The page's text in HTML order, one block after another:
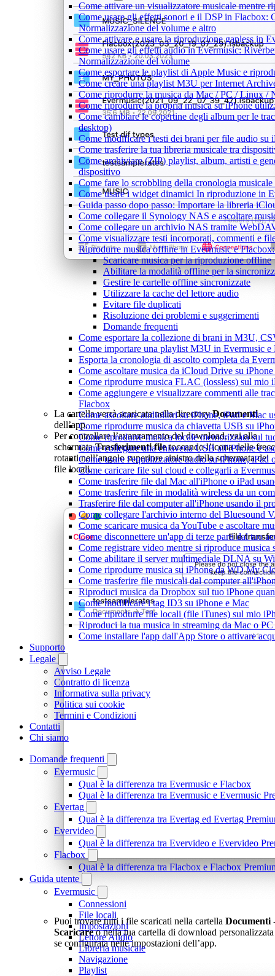
Come attivare un visualizzatore musicale mentre
Come usare gli effetti sonori e il DSP in Flacbox:
Normalizzazione del volume e altro
Come attivare e usare la riproduzione gapless in
Come usare gli effetti audio in Evermusic:
Normalizzazione del volume
Come esportare le playlist di Apple Music e
Come creare una playlist M3U per Internet
Come riprodurre la musica da Mac / PC / Linux
Come riprodurre la propria musica su iPhone
Come cambiare le copertine degli album per le
desktop)
Come modificare i testi dei brani per file audio su
Come trasferire la tua libreria musicale tra
Come archiviare (ZIP) playlist, album, artisti e
dispositivo
Come fare lo scrobbling della cronologia
Come usare i widget dinamici In riproduzione in
Guida passo dopo passo: Importare la libreria
Come collegare il Synology NAS e ascoltare
Come collegare un archivio NAS tramite
Come visualizzare testi incorporati, commenti e
Riprodurre musica offline in Evermusic e
Scaricare musica per la riproduzione offline
Abilitare la modalità offline per la
Gestire le cartelle offline sincronizzate
Utilizzare la cache del lettore audio
Evitare file duplicati
Risoluzione dei problemi e suggerimenti
Domande frequenti
Come esportare la collezione di brani in M3U,
Come importare una playlist M3U in Evermusic e
Esporta la cronologia di ascolto completa da
Come ascoltare musica da iCloud Drive su
Come riprodurre musica FLAC (lossless) sul mio
Come aggiungere e visualizzare commenti alle
Flacbox
Come ascoltare audiolibri su iPhone, iPad e Mac
Come riprodurre musica da chiavetta USB su
Come riprodurre musica locale memorizzata sul
Come collegare una chiavetta USB all'iPhone e
Come usare l'equalizzatore audio su iPhone,
Come caricare file sul cloud e collegarli a
Come trasferire file dal Mac all'iPhone o iPad
Come trasferire file in modalità wireless da un
Trasferire file dal computer all'iPhone usando il
Come collegare l'archivio interno del Bluesound
Come scaricare musica da YouTube e ascoltare
Come disconnettere un'app di terze parti dal tuo
Come registrare video mentre si riproduce musica
Come abilitare il server multimediale DLNA su
Come riprodurre musica su iPhone da WD My
Come trasferire file musicali dal computer
Riproduci musica da Dropbox sul tuo iPhone
Come modificare i tag ID3 su iPhone e Mac
Come riprodurre file locali (file iTunes) sul mio
Riproduci la tua musica in streaming da Mac o
Come installare l'app dall'App Store o attivare
Supporto
Legale
Avviso Legale
Contratto di licenza
Informativa sulla privacy
Politica sui cookie
Termini e Condizioni
Contatti
Chi siamo
Domande frequenti
Evermusic
Qual è la differenza tra Evermusic e Flacbox
Qual è la differenza tra Evermusic e Evermusic
Evertag
Qual è la differenza tra Evertag ed Evertag
Evervideo
Qual è la differenza tra Evervideo e Evervideo
Flacbox
Qual è la differenza tra Flacbox e Flacbox
Guida utente
Evermusic
Connessioni
File locali
Impostazioni
Lettore Audio
Libreria musicale
Navigazione
Playlist
La cartella verrà scaricata nella directoryDocumenti
dell’app.
Per controllare l’avanzamento del download, vai alla
schermataTrasferimenti filetoccando l’icona delle
rotanti nell’angolo superiore sinistro della schermata dei
file locali.
Puoi trovare tutti i file scaricati nella cartella Documenti
Scaricareo nella tua cartella di download personalizzata
se configurata nelle impostazioni dell’app.